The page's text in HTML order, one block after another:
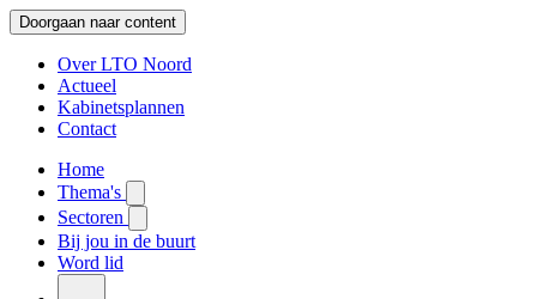
Doorgaan naar content
Over LTO Noord
Actueel
Kabinetsplannen
Contact
Home
Thema's
Sectoren
Bij jou in de buurt
Word lid